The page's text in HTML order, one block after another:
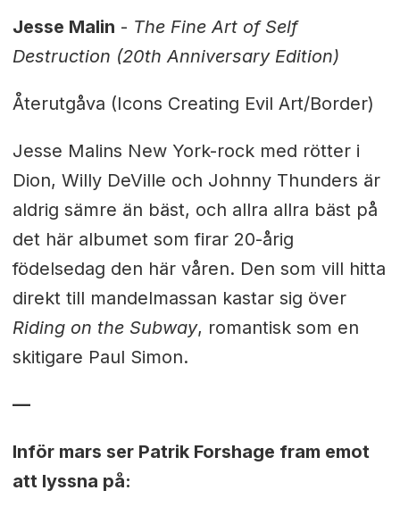
Jesse Malin - The Fine Art of Self
Destruction (20th Anniversary Edition)
Återutgåva (Icons Creating Evil Art/Border)
Jesse Malins New York-rock med rötter i
Dion, Willy DeVille och Johnny Thunders är
aldrig sämre än bäst, och allra allra bäst på
det här albumet som firar 20-årig
födelsedag den här våren. Den som vill hitta
direkt till mandelmassan kastar sig över
Riding on the Subway, romantisk som en
skitigare Paul Simon.
—
Inför mars ser Patrik Forshage fram emot
att lyssna på: